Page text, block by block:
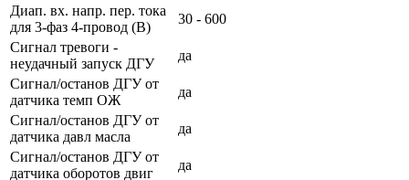
Диап. вх. напр. пер. тока
для 3-фаз 4-провод (В)
30 - 600
Сигнал тревоги -
неудачный запуск ДГУ
да
Сигнал/останов ДГУ от
датчика темп ОЖ
да
Сигнал/останов ДГУ от
датчика давл масла
да
Сигнал/останов ДГУ от
датчика оборотов двиг
да